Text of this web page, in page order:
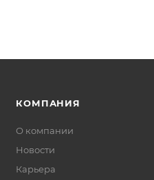
КОМПАНИЯ
О компании
Новости
Карьера